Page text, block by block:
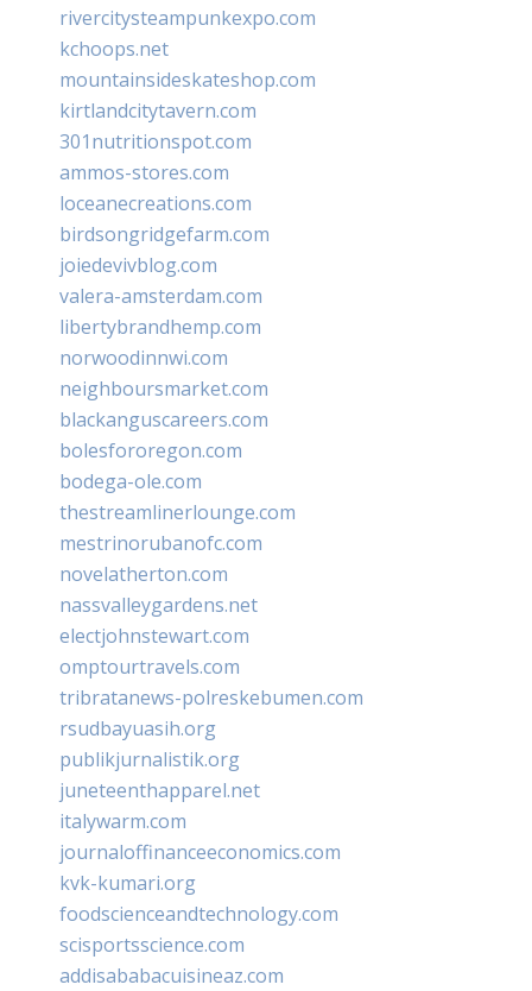
rivercitysteampunkexpo.com
kchoops.net
mountainsideskateshop.com
kirtlandcitytavern.com
301nutritionspot.com
ammos-stores.com
loceanecreations.com
birdsongridgefarm.com
joiedevivblog.com
valera-amsterdam.com
libertybrandhemp.com
norwoodinnwi.com
neighboursmarket.com
blackanguscareers.com
bolesfororegon.com
bodega-ole.com
thestreamlinerlounge.com
mestrinorubanofc.com
novelatherton.com
nassvalleygardens.net
electjohnstewart.com
omptourtravels.com
tribratanews-polreskebumen.com
rsudbayuasih.org
publikjurnalistik.org
juneteenthapparel.net
italywarm.com
journaloffinanceeconomics.com
kvk-kumari.org
foodscienceandtechnology.com
scisportsscience.com
addisababacuisineaz.com